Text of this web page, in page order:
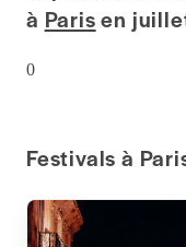
à Parisen
0
Festivals à